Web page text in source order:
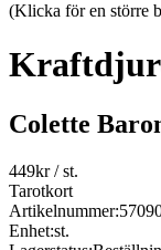
(Klicka för en större
Colette
449kr/ st.
Tarotkort
Artikelnummer:
Enhet:st.